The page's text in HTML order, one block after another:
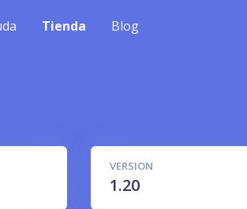
Tienda Blog
VERSION
1.20